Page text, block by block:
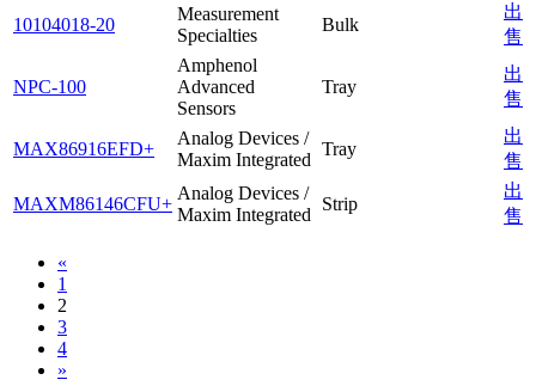
10104018-20
Measurement
Specialties
Bulk
出
售
NPC-100
Amphenol
Advanced
Sensors
Tray
出
售
MAX86916EFD+
Analog Devices /
Maxim Integrated
Tray
出
售
MAXM86146CFU+
Analog Devices /
Maxim Integrated
Strip
出
售
«
1
2
3
4
»